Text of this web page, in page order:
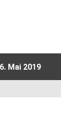
Mai 2019